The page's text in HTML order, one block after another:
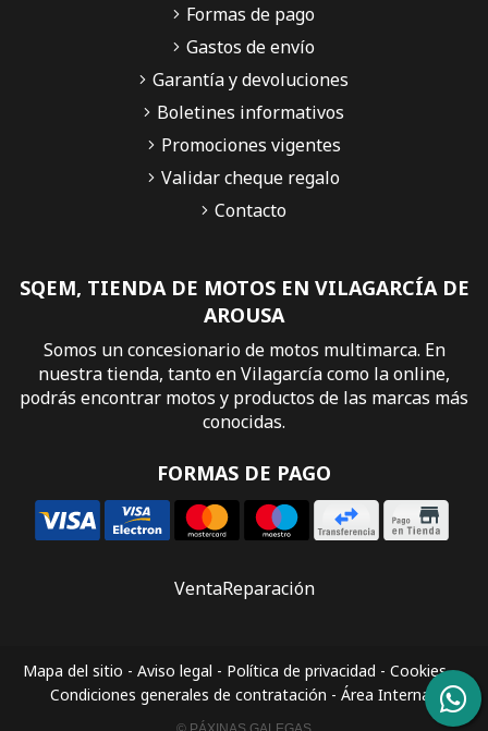
SQEM, TIENDA DE MOTOS EN VILAGARCÍA DE
AROUSA
Somos un concesionario de motos multimarca. En
nuestra tienda, tanto en Vilagarcía como la online,
podrás encontrar motos y productos de las marcas más
conocidas.
FORMAS DE PAGO
Formas de pago
Gastos de envío
Garantía y devoluciones
Boletines informativos
Promociones vigentes
Validar cheque regalo
Contacto
VentaReparación
Mapa del sitio - Aviso legal - Política de privacidad - Cookies-
Condiciones generales de contratación - Área Interna